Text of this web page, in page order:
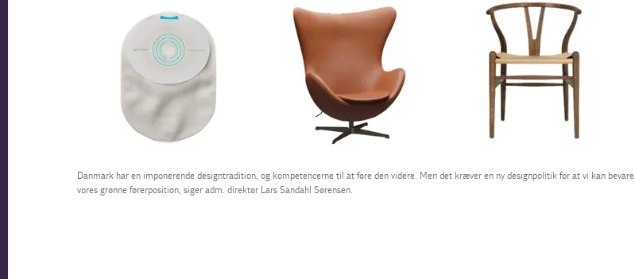
Danmark har en imponerende designtradition, og kompetencerne til at føre den videre. Men det kræver en ny designpolitik for at vi kan bevare
vores grønne førerposition, siger adm. direktør Lars Sandahl Sørensen.